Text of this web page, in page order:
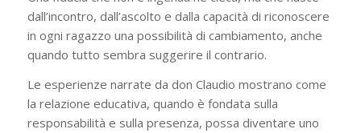
dall’incontro, dall’ascolto e dalla capacità di riconoscere
in ogni ragazzo una possibilità di cambiamento, anche
quando tutto sembra suggerire il contrario.
Le esperienze narrate da don Claudio mostrano come
la relazione educativa, quando è fondata sulla
responsabilità e sulla presenza, possa diventare uno